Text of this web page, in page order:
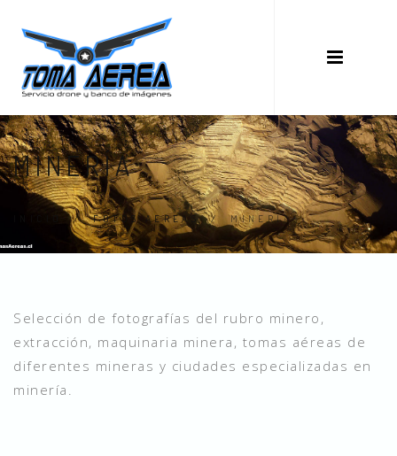
MINERÍA
/FOTOS AEREAS/MINERÍA
Selección de fotografías del rubro minero,
extracción, maquinaria minera, tomas aéreas de
diferentes mineras y ciudades especializadas en
minería.